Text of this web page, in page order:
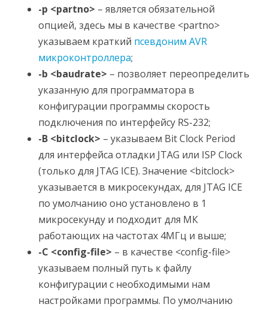
-p <partno> – является обязательной
опцией, здесь мы в качестве <partno>
указываем краткий псевдоним AVR
микроконтроллера;
-b <baudrate> – позволяет переопределить
указанную для программатора в
конфигурации программы скорость
подключения по интерфейсу RS-232;
-B <bitclock> – указываем Bit Clock Period
для интерфейса отладки JTAG или ISP Clock
(только для JTAG ICE). Значение <bitclock>
указывается в микросекундах, для JTAG ICE
по умолчанию оно установлено в 1
микросекунду и подходит для МК
работающих на частотах 4МГц и выше;
-C <config-file> – в качестве <config-file>
указываем полный путь к файлу
конфигурации с необходимыми нам
настройками программы. По умолчанию